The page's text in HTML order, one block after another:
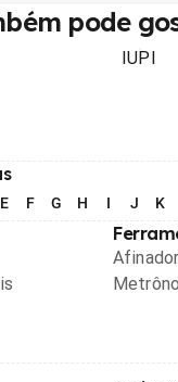
pode
IUPI
E F G H I J K
Afinador